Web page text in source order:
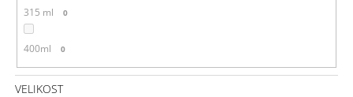
315 ml 0
400ml 0
VELIKOST